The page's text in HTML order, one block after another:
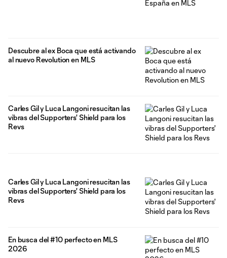
Descubre al ex Boca que está activando
al nuevo Revolution en MLS
Carles Gil y Luca Langoni resucitan las
vibras del Supporters' Shield para los
Revs
Carles Gil y Luca Langoni resucitan las
vibras del Supporters' Shield para los
Revs
En busca del #10 perfecto en MLS
2026